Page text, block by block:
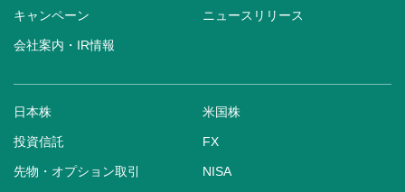
キャンペーン ニュースリリース
会社案内・IR情報
日本株 米国株
投資信託 FX
先物・オプション取引 NISA